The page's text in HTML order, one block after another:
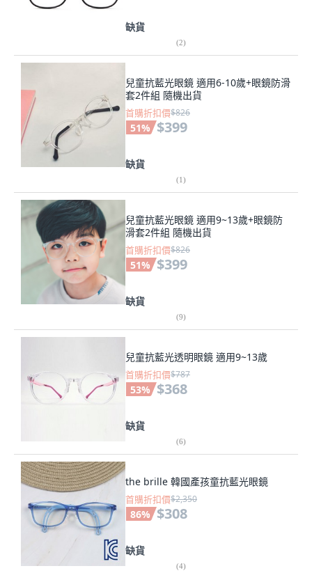
缺貨
(2)
兒童抗藍光眼鏡 適用6-10歲+眼鏡防滑
套2件組 隨機出貨
首購折扣價$826
51% $399
缺貨
(1)
兒童抗藍光眼鏡 適用9~13歲+眼鏡防
滑套2件組 隨機出貨
首購折扣價$826
51% $399
缺貨
(9)
兒童抗藍光透明眼鏡 適用9~13歲
首購折扣價$787
53% $368
缺貨
(6)
the brille 韓國產孩童抗藍光眼鏡
首購折扣價$2,350
86% $308
缺貨
(4)